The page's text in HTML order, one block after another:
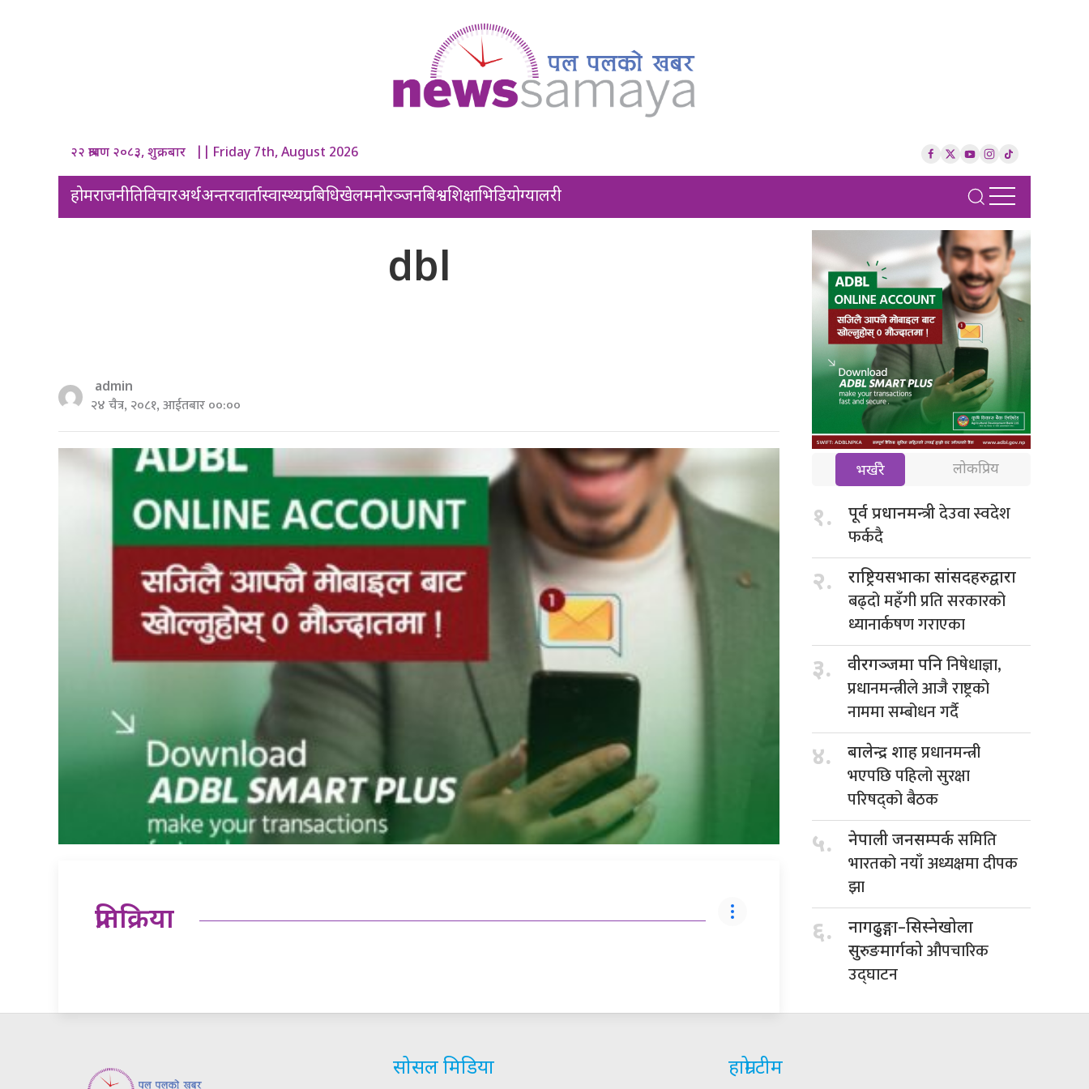
२२ श्रावण २०८३, शुक्रबार || Friday 7th, August 2026
होमराजनीतिविचारअर्थअन्तरवार्तास्वास्थ्यप्रबिधिखेलमनोरञ्जनबिश्वशिक्षाभिडियोग्यालरी
dbl
admin
२४ चैत्र, २०८१, आईतबार ००:००
प्रतिक्रिया
भर्खरै लोकप्रिय
१. पूर्व प्रधानमन्त्रीदेउवा स्वदेश
फर्कदै
२. राष्ट्रियसभाका सांसदहरुद्वारा
बढ्दो महँगी प्रति सरकारको
ध्यानार्कषण गराएका
३. वीरगञ्जमा पनिनिषेधाज्ञा,
प्रधानमन्त्रीले आजै राष्ट्रको
नाममा सम्बोधन गर्दै
४. बालेन्द्र शाहप्रधानमन्त्री
भएपछि पहिलो सुरक्षा
परिषद्को बैठक
५. नेपाली जनसम्पर्कसमिति
भारतको नयाँ अध्यक्षमा दीपक
झा
६.
नागढुङ्गा–सिस्नेखोला
सुरुङमार्गकोऔपचारिक
उद्घाटन
सोसल मिडिया हाम्रो टीम